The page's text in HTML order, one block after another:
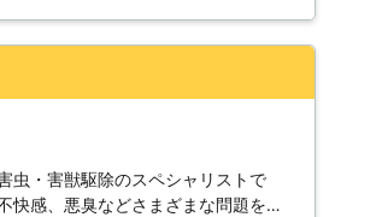
虫・害獣駆除のスペシャリストで
快感、悪臭などさまざまな問題を引